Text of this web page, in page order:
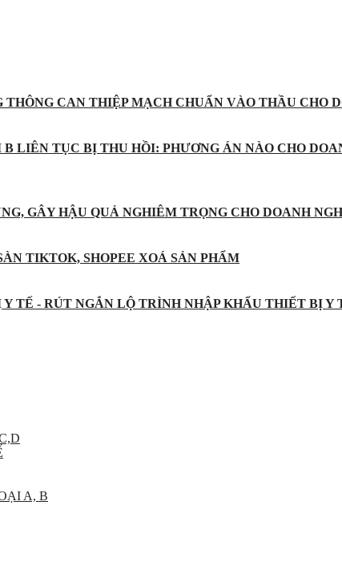
CAN THIỆP MẠCH CHUẨN VÀO THẦU CHO
LIÊN TỤC BỊ THU HỒI: PHƯƠNG ÁN NÀO CHO
GÂY HẬU QUẢ NGHIÊM TRỌNG CHO DOANH
TIKTOK, SHOPEE XOÁ SẢN PHẨM
TẾ - RÚT NGẮN LỘ TRÌNH NHẬP KHẨU THIẾT BỊ Y
A, B